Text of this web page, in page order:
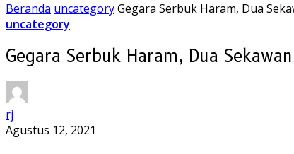
Beranda uncategoryGegara Serbuk Haram, Dua
uncategory
Gegara Serbuk Haram, Dua
rj
Agustus 12, 2021